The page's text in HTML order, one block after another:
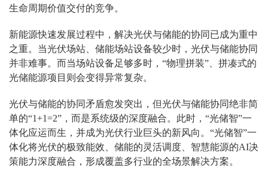
生命周期价值交付的竞争。
新能源快速发展过程中，解决光伏与储能的协同已成为重中
之重。当光伏场站、储能场站设备较少时，光伏与储能协同
并非难事。而当场站设备足够多时，“物理拼装”、拼凑式的
光储能源项目则会变得异常复杂。
光伏与储能的协同矛盾愈发突出，但光伏与储能协同绝非简
单的“1+1=2”，而是系统级的深度融合。此时，“光储智”一
体化应运而生，并成为光伏行业巨头的新风向。“光储智”一
体化将光伏的极致能效、储能的灵活调度、智慧能源的AI决
策能力深度融合，形成覆盖多行业的全场景解决方案。